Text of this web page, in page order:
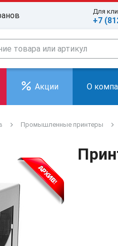
Для
+7
Акции О
Промышленные принтеры